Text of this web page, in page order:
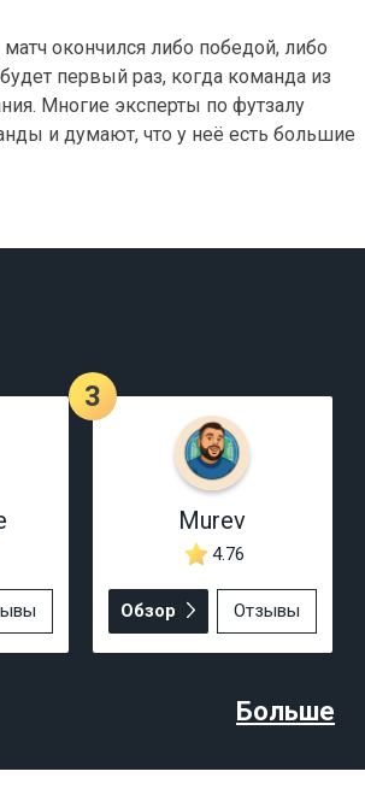
окончился либо победой, либо
первый раз, когда команда из
Многие эксперты по футзалу
и думают, что у неё есть большие
3
Murev
4.76
Обзор Отзывы
Больше